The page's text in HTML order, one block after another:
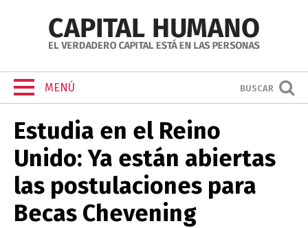
MENÚ BUSCAR
Estudia en el Reino
Unido: Ya están abiertas
las postulaciones para
Becas Chevening